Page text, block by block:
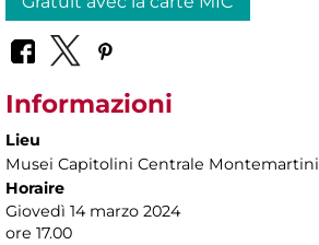
Informazioni
Lieu
Musei Capitolini Centrale Montemartini
Horaire
Giovedì 14 marzo 2024
ore 17.00